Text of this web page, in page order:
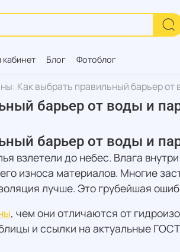
Блог Фотоблог
Как выбрать правильный барьер от
барьер от воды и
барьер от воды и
взлетели до небес. Влага
износа материалов. Многие
лучше. Это грубейшая
, чем они отличаются от
и ссылки на актуальные